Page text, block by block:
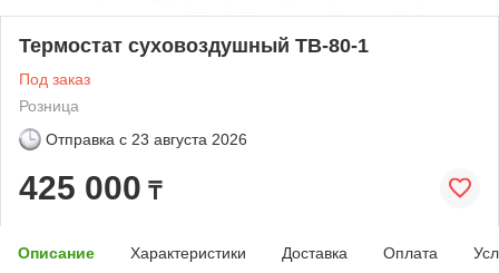
Термостат суховоздушный ТВ-80-1
Под заказ
Розница
Отправка с 23 августа 2026
425 000 ₸
Описание Характеристики Доставка Оплата